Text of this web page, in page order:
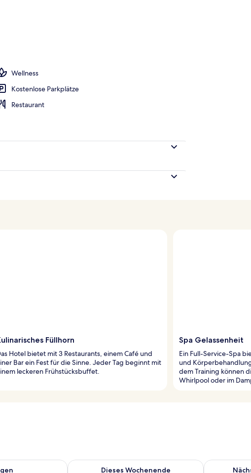
Wellness
Kostenlose Parkplätze
Restaurant
Füllhorn
Hotel bietet mit 3 Restaurants, einem Café und
Bar ein Fest für die Sinne. Jeder Tag beginnt mit
leckeren Frühstücksbuffet.
Spa Gelassenheit
Ein Full-Service-Spa
und
dem Training können
Whirlpool oder im
für morgen, Aug. 7 - Aug. 8.
Dieses Wochenende
Überprüfe die Verfügbarkeit für dieses Überprüfe